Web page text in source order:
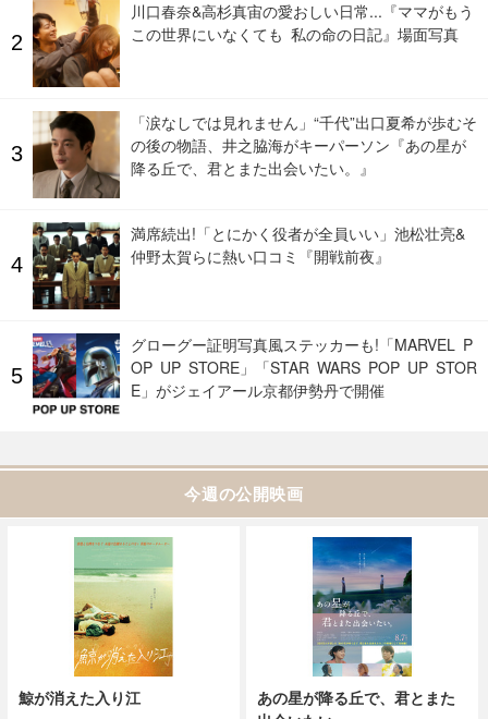
川口春奈&高杉真宙の愛おしい日常...『ママがもう
この世界にいなくても 私の命の日記』場面写真
「涙なしでは見れません」“千代”出口夏希が歩むそ
の後の物語、井之脇海がキーパーソン『あの星が
降る丘で、君とまた出会いたい。』
満席続出!「とにかく役者が全員いい」池松壮亮&
仲野太賀らに熱い口コミ『開戦前夜』
グローグー証明写真風ステッカーも!「MARVEL P
OP UP STORE」「STAR WARS POP UP STOR
E」がジェイアール京都伊勢丹で開催
今週の公開映画
鯨が消えた入り江
あの星が降る丘で、君とまた